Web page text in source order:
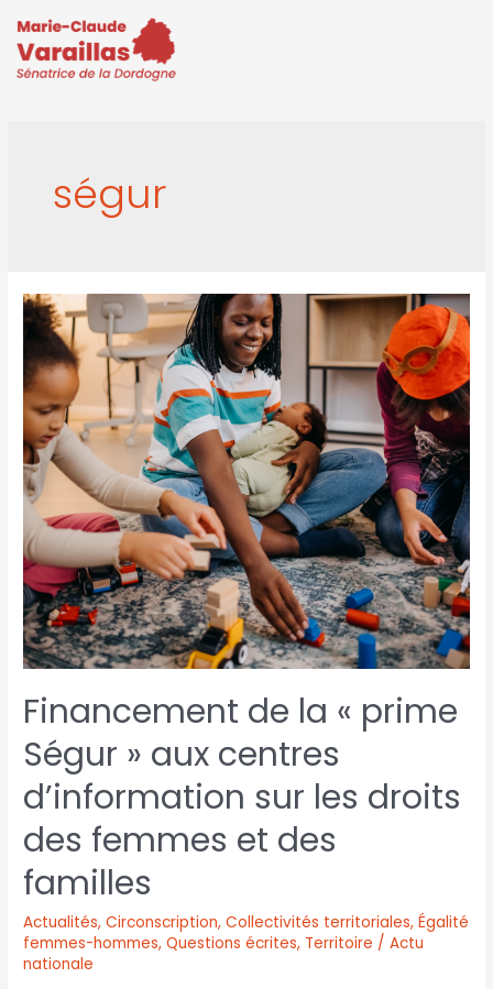
ségur
Financement de la « prime
Ségur » aux centres
d’information sur les droits
des femmes et des
familles
Actualités,Circonscription,Collectivités territoriales,Égalité
femmes-hommes,Questions écrites, Territoire / Actu
nationale